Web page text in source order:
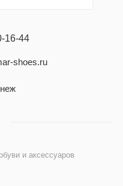
16-44
shoes.ru
и аксессуаров